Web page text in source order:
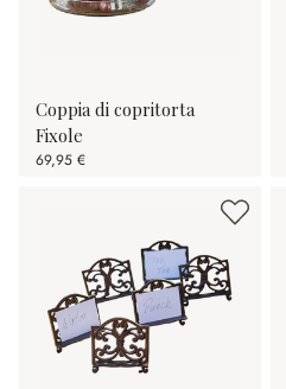
Coppia di copritorta
Fixole
69,95 €